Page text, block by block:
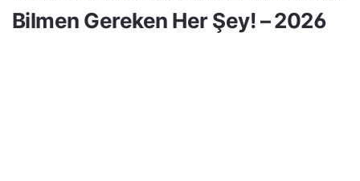
Bilmen Gereken Her Şey! – 2026